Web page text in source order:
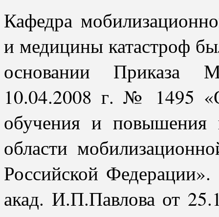
Кафедра
и медицины катастроф
основании Приказа
10.04.2008 г. № 1495
обучения и повышения
области
Российской
акад. И.П.Павлова от